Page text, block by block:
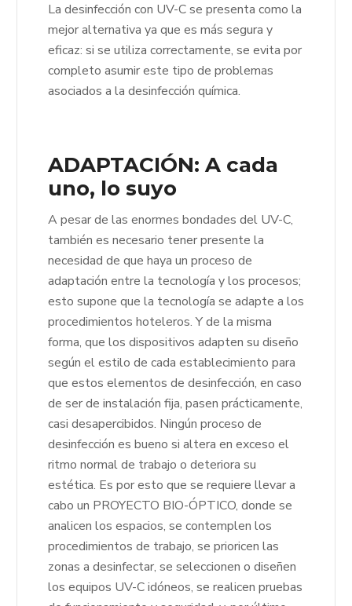
La desinfección con UV-C se presenta como la
mejor alternativa ya que es más segura y
eficaz: si se utiliza correctamente, se evita por
completo asumir este tipo de problemas
asociados a la desinfección química.
ADAPTACIÓN: A cada
uno, lo suyo
A pesar de las enormes bondades del UV-C,
también es necesario tener presente la
necesidad de que haya un proceso de
adaptación entre la tecnología y los procesos;
esto supone que la tecnología se adapte a los
procedimientos hoteleros. Y de la misma
forma, que los dispositivos adapten su diseño
según el estilo de cada establecimiento para
que estos elementos de desinfección, en caso
de ser de instalación fija, pasen prácticamente,
casi desapercibidos. Ningún proceso de
desinfección es bueno si altera en exceso el
ritmo normal de trabajo o deteriora su
estética. Es por esto que se requiere llevar a
cabo un PROYECTO BIO-ÓPTICO, donde se
analicen los espacios, se contemplen los
procedimientos de trabajo, se prioricen las
zonas a desinfectar, se seleccionen o diseñen
los equipos UV-C idóneos, se realicen pruebas